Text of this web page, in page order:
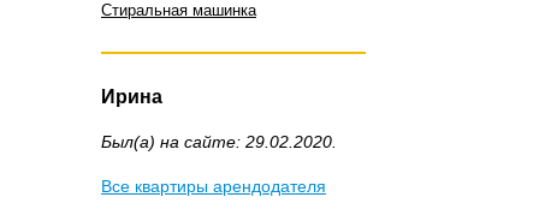
Стиральная машинка
Ирина
Был(а) на сайте: 29.02.2020.
Все квартиры арендодателя